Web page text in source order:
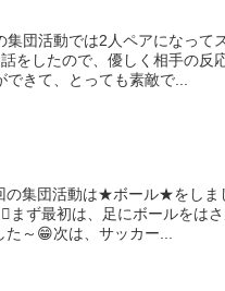
団活動では2人ペアになって
をしたので、優しく相手の反
できて、とっても素敵で...
の集団活動は★ボール★をしま
まず最初は、足にボールをは
～😁次は、サッカー...